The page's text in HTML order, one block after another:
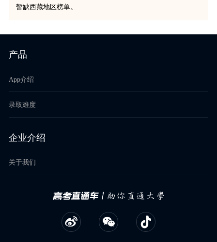
暂缺西藏地区榜单。
产品
App介绍
录取难度
企业介绍
关于我们